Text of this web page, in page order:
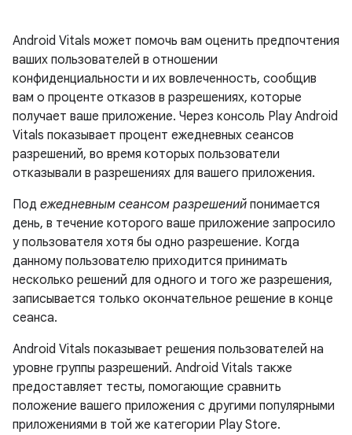
Android Vitals может помочь вам оценить предпочтения
ваших пользователей в отношении
конфиденциальности и их вовлеченность, сообщив
вам о проценте отказов в разрешениях, которые
получает ваше приложение. Через консоль Play Android
Vitals показывает процент ежедневных сеансов
разрешений, во время которых пользователи
отказывали в разрешениях для вашего приложения.
Под ежедневным сеансом разрешений понимается
день, в течение которого ваше приложение запросило
у пользователя хотя бы одно разрешение. Когда
данному пользователю приходится принимать
несколько решений для одного и того же разрешения,
записывается только окончательное решение в конце
сеанса.
Android Vitals показывает решения пользователей на
уровне группы разрешений. Android Vitals также
предоставляет тесты, помогающие сравнить
положение вашего приложения с другими популярными
приложениями в той же категории Play Store.